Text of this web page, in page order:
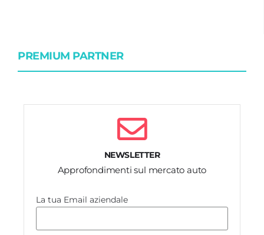
PREMIUM PARTNER
NEWSLETTER
Approfondimenti sul mercato auto
La tua Email aziendale